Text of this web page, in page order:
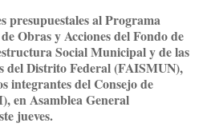
presupuestales al Programa
Obras y Acciones del Fondo de
Social Municipal y de las
del Distrito Federal (FAISMUN),
integrantes del Consejo de
en Asamblea General
jueves.